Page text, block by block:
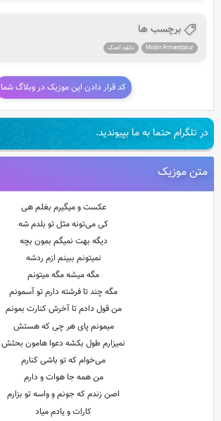
برچسب ها
Mobin Armandpour دانلود آهنگ
کد قرار دادن این موزیک در وبلاگ شما
در تلگرام حتما به ما بپیوندید.
متن موزیک
عکست و میگیرم بغلم هی
کی می‌تونه مثل تو بلدم شه
دیگه بهت نمیگم بمون بچه
نمیتونم ببینم ازم ردشه
مگه میشه مگه میتونم
مگه چند تا فرشته دارم تو آسمونم
من قول دادم تا آخرش کنارت بمونم
میمونم پای هر چی که هستش
نمیزارم طول بکشه دعوا هامون بحثش
می‌خوام که تو باشی کنارم
من همه جا هوات و دارم
اصن زندم که جونم و واسه تو بزارم
کارات و یادم میاد